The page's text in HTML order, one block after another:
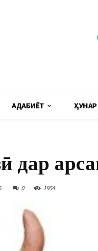
АДАБИЁТ ҲУНАР
дар
0 1954